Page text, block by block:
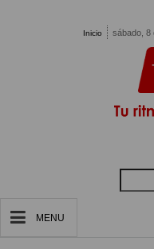
Inicio sábado, 8
MENU